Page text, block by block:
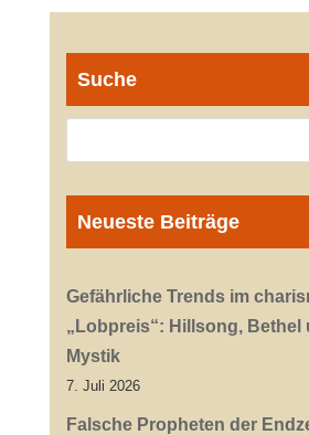
Suche
Neueste Beiträge
Gefährliche Trends im
„Lobpreis“: Hillsong, Bethel
Mystik
7. Juli 2026
Falsche Propheten der